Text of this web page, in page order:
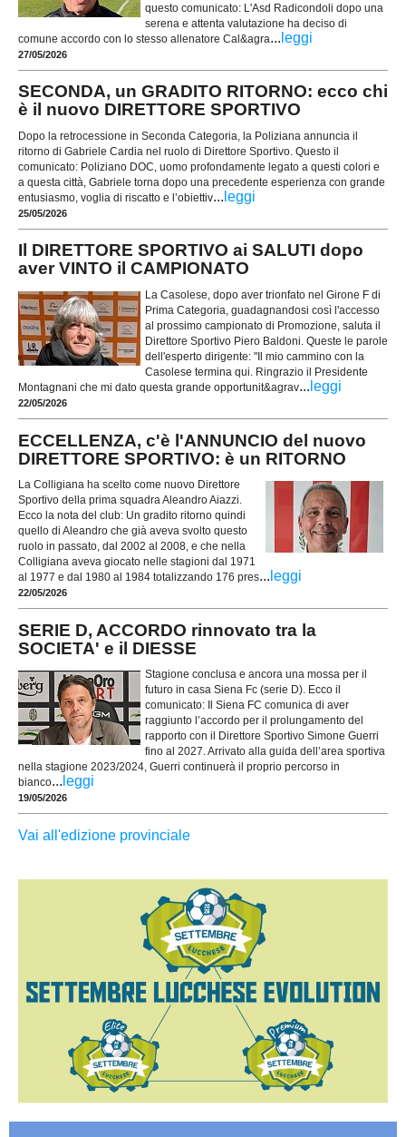
questo comunicato: L'Asd Radicondoli dopo una
serena e attenta valutazione ha deciso di
comune accordo con lo stesso allenatore Cal&agra... leggi
27/05/2026
SECONDA, un GRADITO RITORNO: ecco chi
è il nuovo DIRETTORE SPORTIVO
Dopo la retrocessione in Seconda Categoria, la Poliziana annuncia il
ritorno di Gabriele Cardia nel ruolo di Direttore Sportivo. Questo il
comunicato: Poliziano DOC, uomo profondamente legato a questi colori e
a questa città, Gabriele torna dopo una precedente esperienza con grande
entusiasmo, voglia di riscatto e l’obiettiv... leggi
25/05/2026
Il DIRETTORE SPORTIVO ai SALUTI dopo
aver VINTO il CAMPIONATO
La Casolese, dopo aver trionfato nel Girone F di
Prima Categoria, guadagnandosi così l'accesso
al prossimo campionato di Promozione, saluta il
Direttore Sportivo Piero Baldoni. Queste le parole
dell'esperto dirigente: "Il mio cammino con la
Casolese termina qui. Ringrazio il Presidente
Montagnani che mi dato questa grande opportunit&agrav... leggi
22/05/2026
ECCELLENZA, c'è l'ANNUNCIO del nuovo
DIRETTORE SPORTIVO: è un RITORNO
La Colligiana ha scelto come nuovo Direttore
Sportivo della prima squadra Aleandro Aiazzi.
Ecco la nota del club: Un gradito ritorno quindi
quello di Aleandro che già aveva svolto questo
ruolo in passato, dal 2002 al 2008, e che nella
Colligiana aveva giocato nelle stagioni dal 1971
al 1977 e dal 1980 al 1984 totalizzando 176 pres... leggi
22/05/2026
SERIE D, ACCORDO rinnovato tra la
SOCIETA' e il DIESSE
Stagione conclusa e ancora una mossa per il
futuro in casa Siena Fc (serie D). Ecco il
comunicato: Il Siena FC comunica di aver
raggiunto l’accordo per il prolungamento del
rapporto con il Direttore Sportivo Simone Guerri
fino al 2027. Arrivato alla guida dell’area sportiva
nella stagione 2023/2024, Guerri continuerà il proprio percorso in
bianco... leggi
19/05/2026
Vai all'edizione provinciale